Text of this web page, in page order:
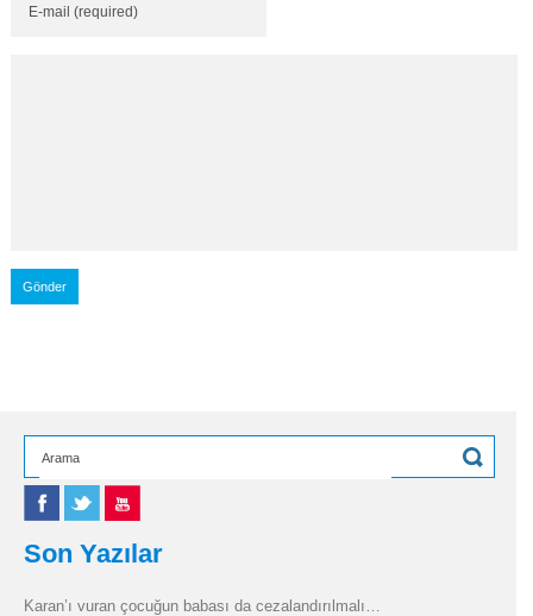
Son Yazılar
Karan’ı vuran çocuğun babası da cezalandırılmalı…